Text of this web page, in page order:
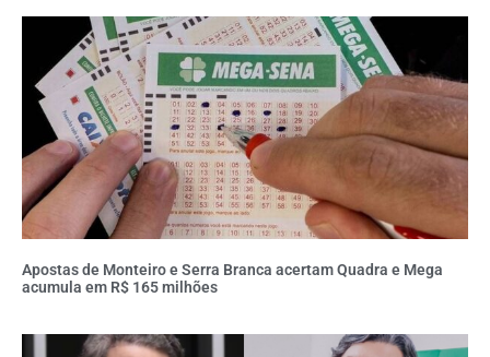
Apostas de Monteiro e Serra Branca acertam Quadra e Mega
acumula em R$ 165 milhões